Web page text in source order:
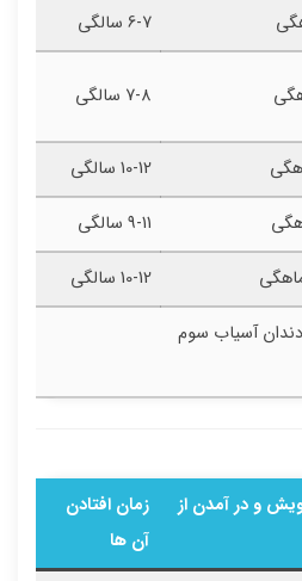
6-7 سالگی
7-8 سالگی
10-12 سالگی
9-11 سالگی
10-12 سالگی
آسیاب سوم
و در آمدن از
زمان افتادن
آن ها